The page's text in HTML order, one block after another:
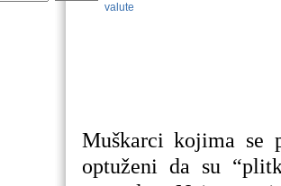
Muškarci kojima se
optuženi da su